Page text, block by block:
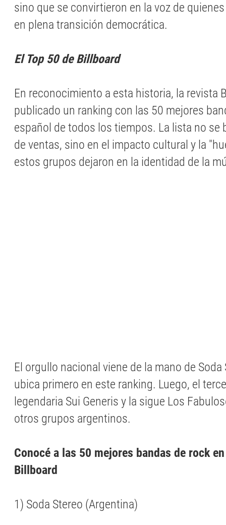
sino que se convirtieron en la voz de
en plena transición democrática.
El Top 50 de Billboard
En reconocimiento a esta historia, la revista
publicado un ranking con las 50 mejores
español de todos los tiempos. La lista no se
de ventas, sino en el impacto cultural y la
estos grupos dejaron en la identidad de la
El orgullo nacional viene de la mano de Soda
ubica primero en este ranking. Luego, el
legendaria Sui Generis y la sigue Los
otros grupos argentinos.
Conocé a las 50 mejores bandas de rock
Billboard
1) Soda Stereo (Argentina)